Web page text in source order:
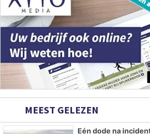
MEEST GELEZEN
Eén dode na